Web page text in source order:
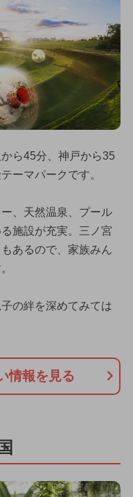
ら45分、神戸から35
ーマパークです。
、天然温泉、プール
施設が充実。三ノ宮
あるので、家族みん
の絆を深めてみては
情報を見る